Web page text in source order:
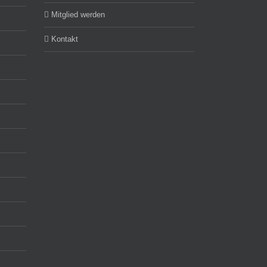
Mitglied werden
Kontakt